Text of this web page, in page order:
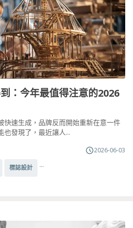
：今年最值得注意的2026
快速生成，品牌反而開始重新在意一件
也發現了，最近讓人...
2026-06-03
標誌設計 ...